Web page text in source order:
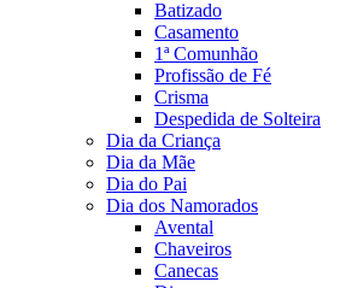
Batizado
Casamento
1ª Comunhão
Profissão de Fé
Crisma
Despedida de Solteira
Dia da Criança
Dia da Mãe
Dia do Pai
Dia dos Namorados
Avental
Chaveiros
Canecas